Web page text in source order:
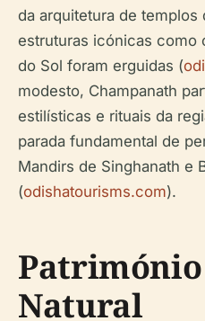
da arquitetura de templos
estruturas icónicas como
do Sol foram erguidas (
modesto, Champanath
estilísticas e rituais da
parada fundamental de
Mandirs de Singhanath e
(odishatourisms.com).
Natural